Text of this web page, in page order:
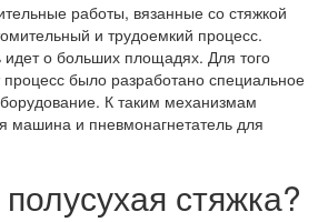
работы, вязанные со стяжкой
и трудоемкий процесс.
о больших площадях. Для того
процесс было разработано специальное
К таким механизмам
машина и пневмонагнетатель для
стяжка?